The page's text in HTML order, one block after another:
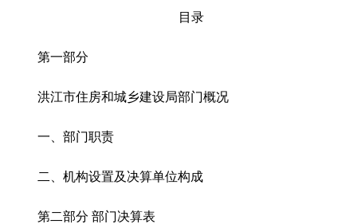
目录
第一部分
洪江市住房和城乡建设局部门概况
一、部门职责
二、机构设置及决算单位构成
第二部分 部门决算表